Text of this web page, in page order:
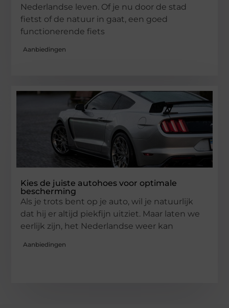
Nederlandse leven. Of je nu door de stad
fietst of de natuur in gaat, een goed
functionerende fiets
Aanbiedingen
Kies de juiste autohoes voor optimale
bescherming
Als je trots bent op je auto, wil je natuurlijk
dat hij er altijd piekfijn uitziet. Maar laten we
eerlijk zijn, het Nederlandse weer kan
Aanbiedingen